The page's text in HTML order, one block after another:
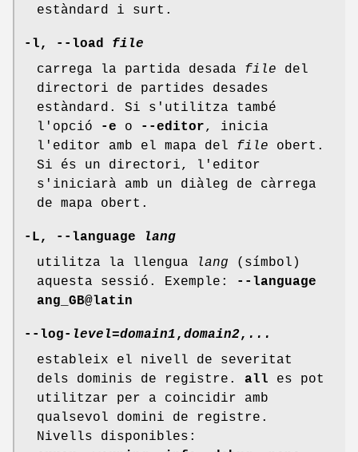
estàndard i surt.
-l, --load file
carrega la partida desada file del
directori de partides desades
estàndard. Si s'utilitza també
l'opció
-e o --editor, inicia
l'editor amb el mapa del file obert.
Si és un directori, l'editor
s'iniciarà amb un diàleg de càrrega
de mapa obert.
-L, --language lang
utilitza la llengua
lang (símbol)
aquesta sessió. Exemple:
--language
ang_GB@latin
--log- level=domain1, domain2, ...
estableix el nivell de severitat
dels dominis de registre. all es pot
utilitzar per a coincidir amb
qualsevol domini de registre.
Nivells disponibles: